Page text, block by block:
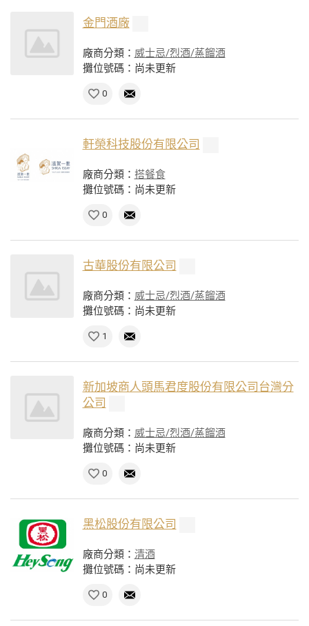
金門酒廠
廠商分類： 威士忌/烈酒/蒸餾酒
攤位號碼：尚未更新
0
軒榮科技股份有限公司
廠商分類： 搭餐食
攤位號碼：尚未更新
0
古華股份有限公司
廠商分類： 威士忌/烈酒/蒸餾酒
攤位號碼：尚未更新
1
新加坡商人頭馬君度股份有限公司台灣分
公司
廠商分類： 威士忌/烈酒/蒸餾酒
攤位號碼：尚未更新
0
黑松股份有限公司
廠商分類： 清酒
攤位號碼：尚未更新
0